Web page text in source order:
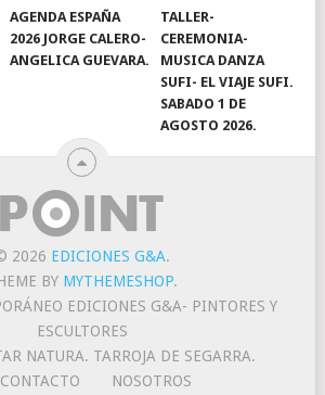
AGENDA ESPAÑA
2026 JORGE CALERO-
ANGELICA GUEVARA.
TALLER-
CEREMONIA-
MUSICA DANZA
SUFI- EL VIAJE SUFI.
SABADO 1 DE
AGOSTO 2026.
2026 EDICIONES G&A.
BY MYTHEMESHOP.
EDICIONES G&A- PINTORES Y
ESCULTORES
NATURA. TARROJA DE SEGARRA.
CONTACTO
NOSOTROS